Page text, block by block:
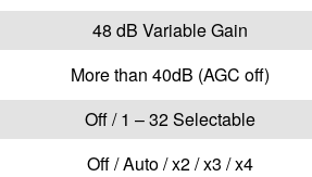
48 dB Variable Gain
More than 40dB (AGC off)
Off / 1 – 32 Selectable
Off / Auto / x2 / x3 / x4